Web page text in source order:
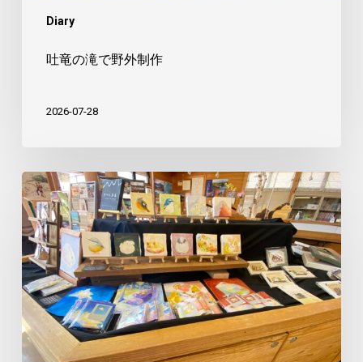
Diary
吐竜の滝で野外制作
2026-07-28
美
し
森
で
の
販
売
が